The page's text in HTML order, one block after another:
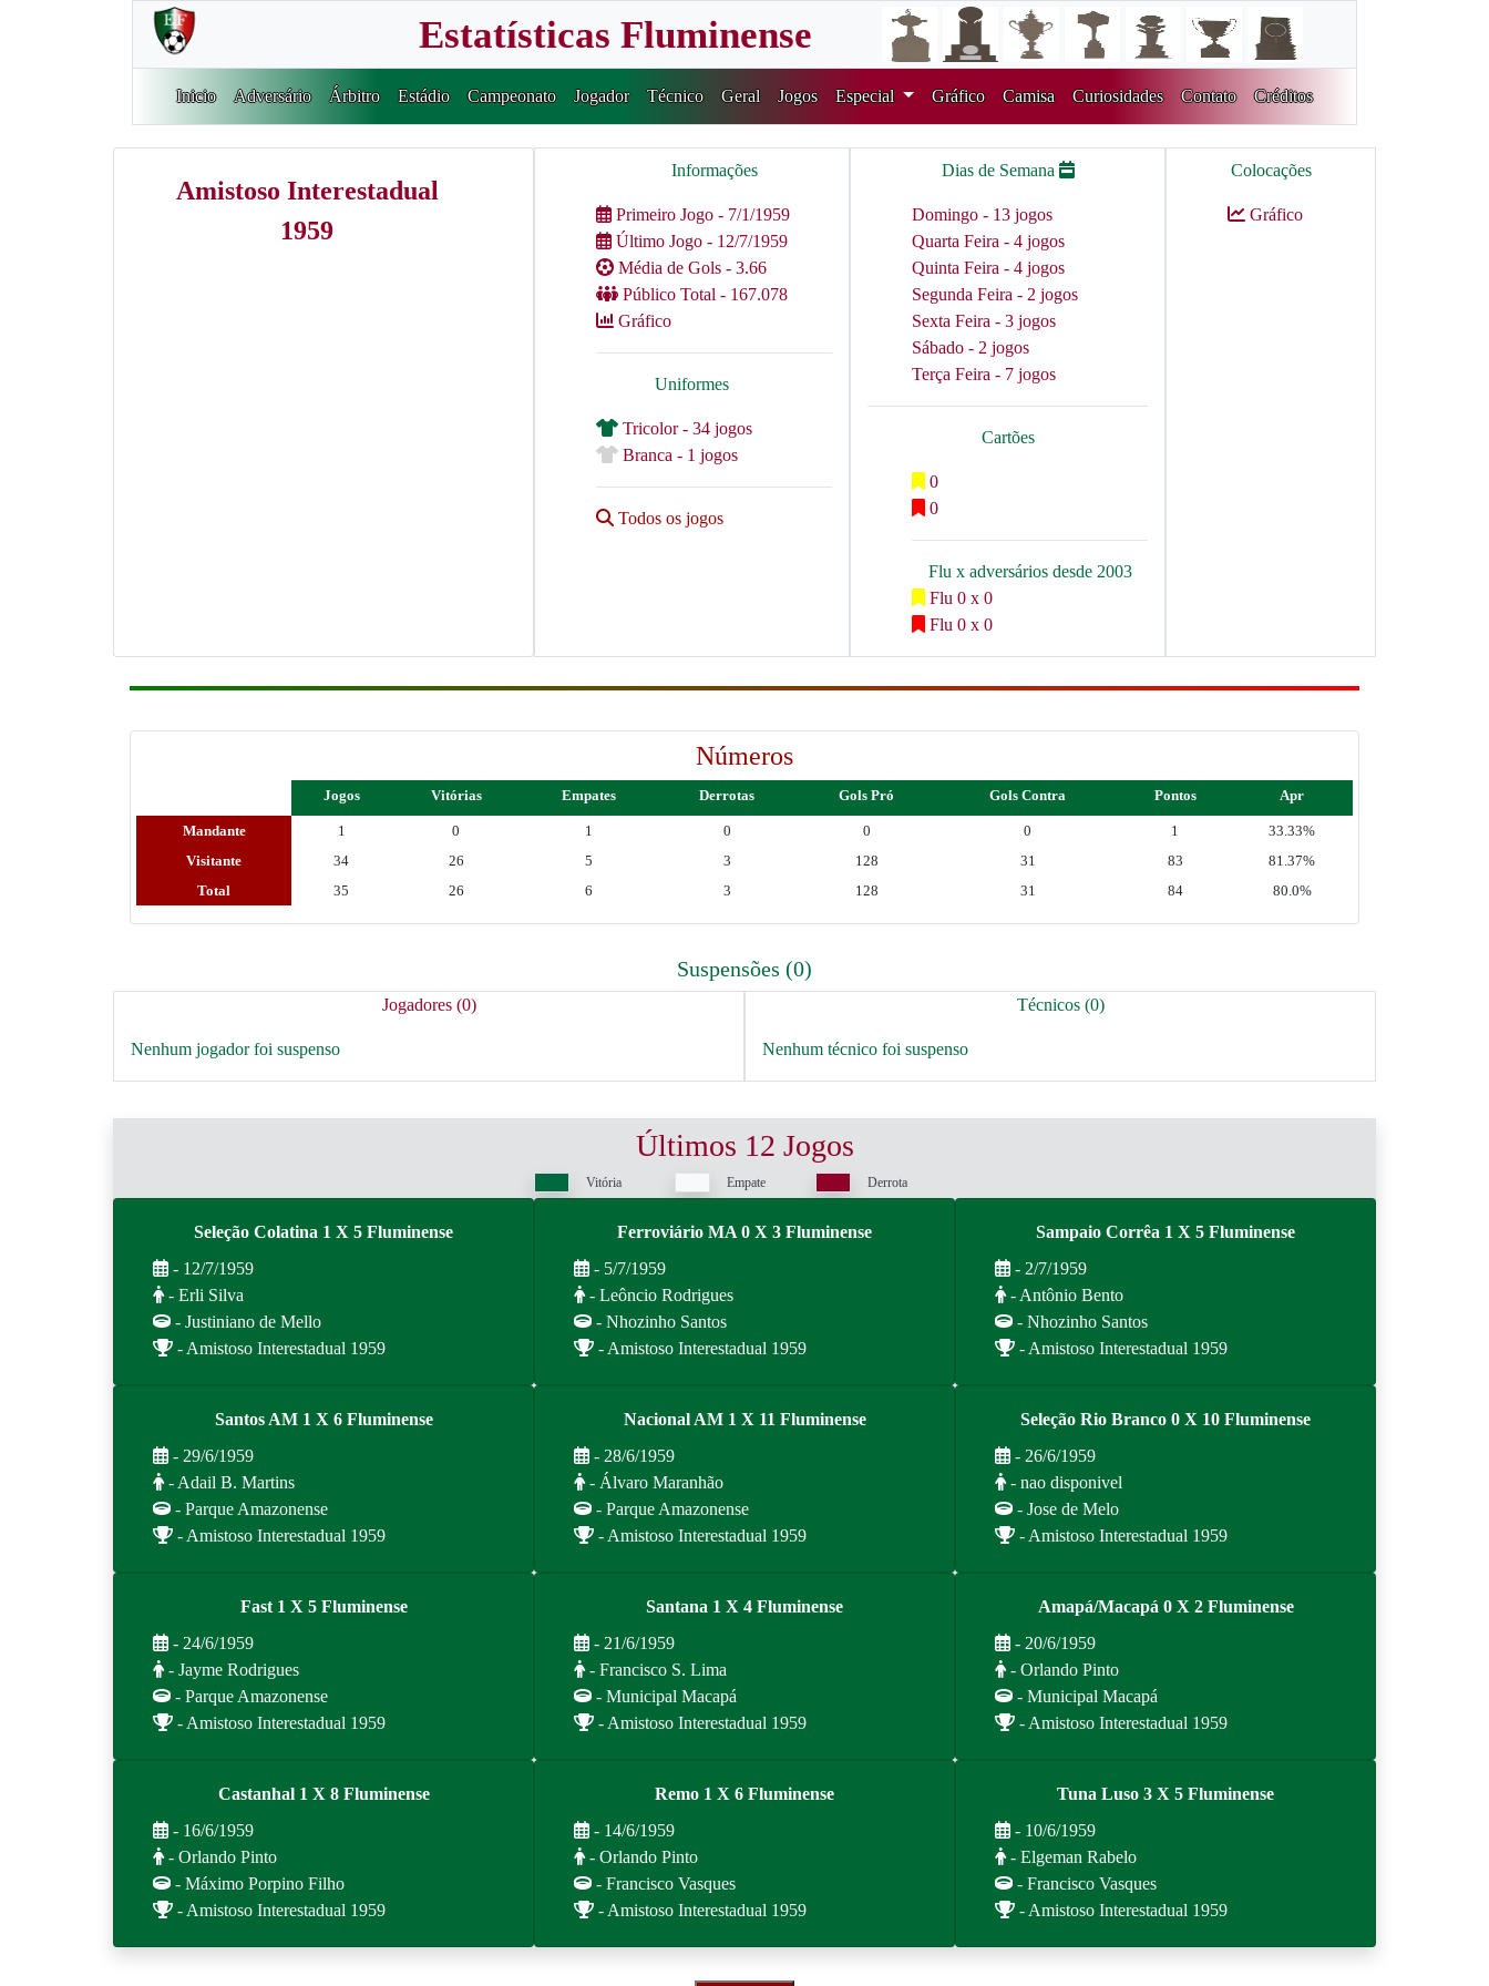
Estatísticas Fluminense
Inicio Adversário Árbitro Estádio Campeonato Jogador Técnico Geral Jogos Especial Gráfico Camisa Curiosidades Contato Créditos
Amistoso Interestadual
1959
Informações
Primeiro Jogo - 7/1/1959
Último Jogo - 12/7/1959
Média de Gols - 3.66
Público Total - 167.078
Gráfico
Uniformes
Tricolor - 34 jogos
Branca - 1 jogos
Todos os jogos
Dias de Semana
Domingo - 13 jogos
Quarta Feira - 4 jogos
Quinta Feira - 4 jogos
Segunda Feira - 2 jogos
Sexta Feira - 3 jogos
Sábado - 2 jogos
Terça Feira - 7 jogos
Cartões
0
0
Flu x adversários desde 2003
Flu 0 x 0
Flu 0 x 0
Colocações
Gráfico
Números
Jogos Vitórias Empates Derrotas Gols Pró Gols Contra Pontos Apr
Mandante 1 0 1 0 0 0 1
33.33%
Visitante
34 26 5 3 128 31 83
81.37%
Total
35 26 6 3 128 31 84 80.0%
Suspensões (0)
Jogadores (0)
Nenhum jogador foi suspenso
Técnicos (0)
Nenhum técnico foi suspenso
Últimos 12 Jogos
Vitória Empate Derrota
Seleção Colatina 1 X 5 Fluminense
- 12/7/1959
- Erli Silva
- Justiniano de Mello
- Amistoso Interestadual 1959
Ferroviário MA 0 X 3 Fluminense
- 5/7/1959
- Leôncio Rodrigues
- Nhozinho Santos
- Amistoso Interestadual 1959
Sampaio Corrêa 1 X 5 Fluminense
- 2/7/1959
- Antônio Bento
- Nhozinho Santos
- Amistoso Interestadual 1959
Santos AM 1 X 6 Fluminense
- 29/6/1959
- Adail B. Martins
- Parque Amazonense
- Amistoso Interestadual 1959
Nacional AM 1 X 11 Fluminense
- 28/6/1959
- Álvaro Maranhão
- Parque Amazonense
- Amistoso Interestadual 1959
Seleção Rio Branco 0 X 10 Fluminense
- 26/6/1959
- nao disponivel
- Jose de Melo
- Amistoso Interestadual 1959
Fast 1 X 5 Fluminense
- 24/6/1959
- Jayme Rodrigues
- Parque Amazonense
- Amistoso Interestadual 1959
Santana 1 X 4 Fluminense
- 21/6/1959
- Francisco S. Lima
- Municipal Macapá
- Amistoso Interestadual 1959
Amapá/Macapá 0 X 2 Fluminense
- 20/6/1959
- Orlando Pinto
- Municipal Macapá
- Amistoso Interestadual 1959
Castanhal 1 X 8 Fluminense
- 16/6/1959
- Orlando Pinto
- Máximo Porpino Filho
- Amistoso Interestadual 1959
Remo 1 X 6 Fluminense
- 14/6/1959
- Orlando Pinto
- Francisco Vasques
- Amistoso Interestadual 1959
Tuna Luso 3 X 5 Fluminense
- 10/6/1959
- Elgeman Rabelo
- Francisco Vasques
- Amistoso Interestadual 1959